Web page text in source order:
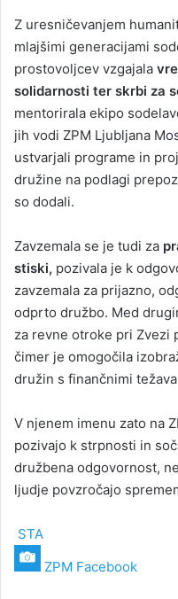
Z uresničevanjem
mlajšimi generacijami
prostovoljcev vzgajala
solidarnosti ter skrbi za
mentorirala ekipo
jih vodi ZPM Ljubljana
ustvarjali programe in
družine na podlagi
so dodali.
Zavzemala se je tudi za
stiski, pozivala je k
zavzemala za prijazno,
odprto družbo. Med
za revne otroke pri Zvezi
čimer je omogočila
družin s finančnimi
V njenem imenu zato na
pozivajo k strpnosti in
družbena odgovornost,
ljudje povzročajo
STA
ZPM Facebook